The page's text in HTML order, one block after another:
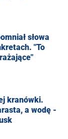
słowa
"To
kranówki.
a wodę -